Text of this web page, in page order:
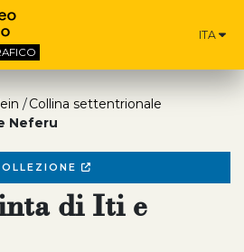
ITA
Collina settentrionale
Neferu
di Iti e